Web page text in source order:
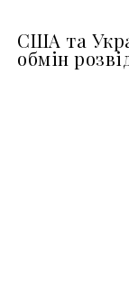
США та
обмін